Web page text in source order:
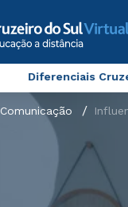
Diferenciais
Comunicação